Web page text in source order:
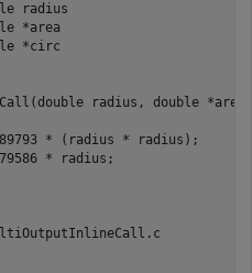
radius
*area
*circ
radius, double
* (radius * radius);
* radius;